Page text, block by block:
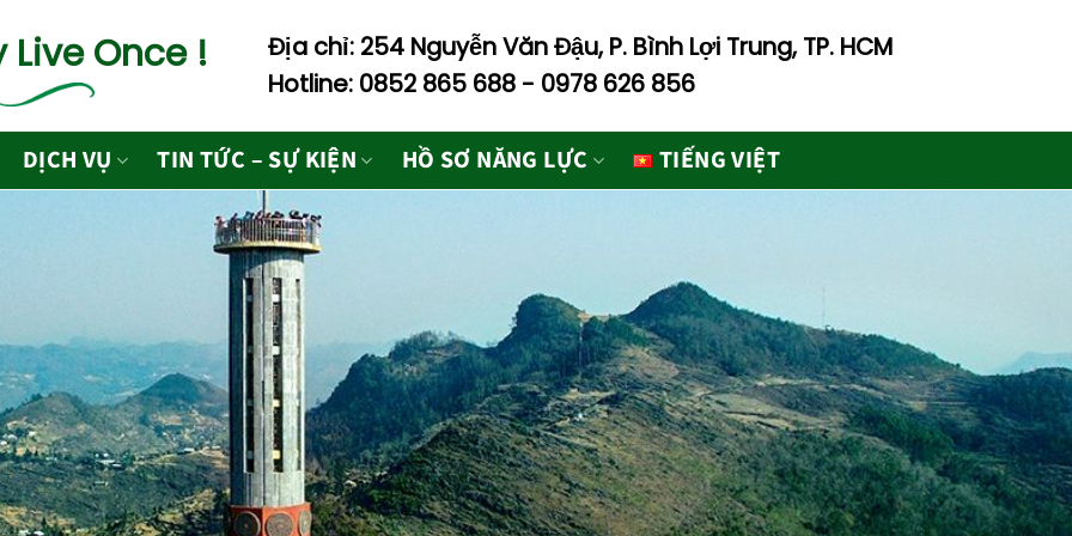
Live Once !
Địa chỉ: 254 Nguyễn Văn Đậu, P. Bình Lợi Trung, TP. HCM
Hotline: 0852 865 688 - 0978 626 856
DỊCH VỤ TIN TỨC – SỰ KIỆN HỒ SƠ NĂNG LỰC TIẾNG VIỆT